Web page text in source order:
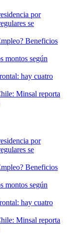
por
se
Beneficios
montos según
hay cuatro
Minsal reporta
por
se
Beneficios
montos según
hay cuatro
Minsal reporta